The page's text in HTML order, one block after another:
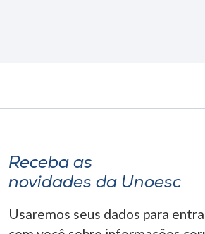
Receba as
novidades da Unoesc
Usaremos seus dados para